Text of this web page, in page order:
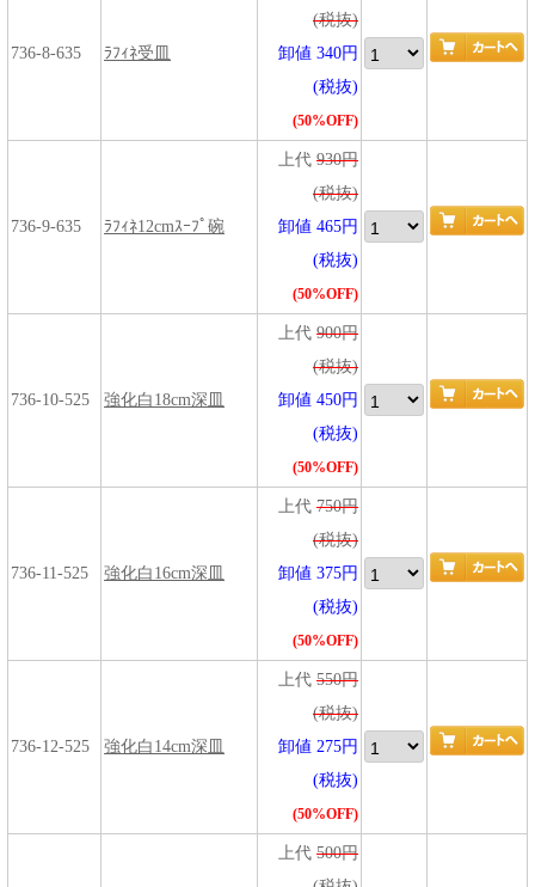
736-8-635 ﾗﾌｨﾈ受皿
(税抜)
卸値 340円
(税抜)
(50%OFF)
736-9-635 ﾗﾌｨﾈ12cmｽｰﾌﾟ碗
上代 930円
(税抜)
卸値 465円
(税抜)
(50%OFF)
736-10-525 強化白18cm深皿
上代 900円
(税抜)
卸値 450円
(税抜)
(50%OFF)
736-11-525 強化白16cm深皿
上代 750円
(税抜)
卸値 375円
(税抜)
(50%OFF)
736-12-525 強化白14cm深皿
上代 550円
(税抜)
卸値 275円
(税抜)
(50%OFF)
上代 500円